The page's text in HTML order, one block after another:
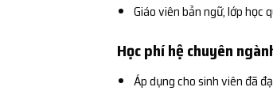
Giáo viên bản ngữ, lớp học
Học phí hệ chuyên
Áp dụng cho sinh viên đã